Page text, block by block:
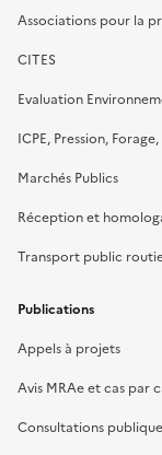
Associations pour la
CITES
Evaluation
ICPE, Pression,
Marchés Publics
Réception et
Transport public
Publications
Appels à projets
Avis MRAe et cas par
Consultations